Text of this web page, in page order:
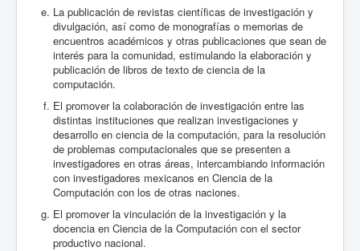
La publicación de revistas científicas de investigación y
divulgación, así como de monografías o memorias de
encuentros académicos y otras publicaciones que sean de
interés para la comunidad, estimulando la elaboración y
publicación de libros de texto de ciencia de la
computación.
El promover la colaboración de investigación entre las
distintas instituciones que realizan investigaciones y
desarrollo en ciencia de la computación, para la resolución
de problemas computacionales que se presenten a
investigadores en otras áreas, intercambiando información
con investigadores mexicanos en Ciencia de la
Computación con los de otras naciones.
El promover la vinculación de la investigación y la
docencia en Ciencia de la Computación con el sector
productivo nacional.